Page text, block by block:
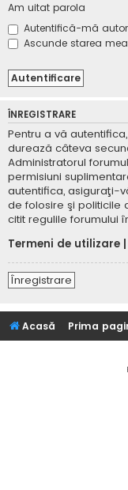
Am uitat parola
Autentifică-mă
Ascunde starea
ÎNREGISTRARE
Pentru a vă
durează câteva
Administratorul
permisiuni
autentifica, asiguraţi-
de folosire şi politicile
citit regulile forumului
Termeni de utilizare
Înregistrare
Acasă Prima